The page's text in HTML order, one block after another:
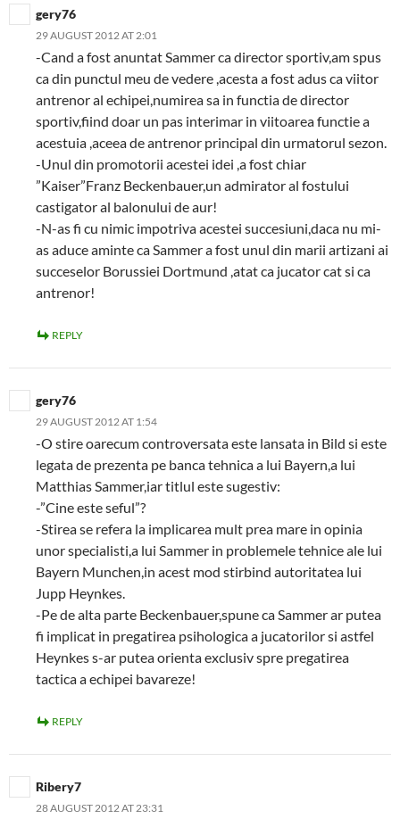
gery76
29 AUGUST 2012 AT 2:01
-Cand a fost anuntat Sammer ca director sportiv,am spus
ca din punctul meu de vedere ,acesta a fost adus ca viitor
antrenor al echipei,numirea sa in functia de director
sportiv,fiind doar un pas interimar in viitoarea functie a
acestuia ,aceea de antrenor principal din urmatorul sezon.
-Unul din promotorii acestei idei ,a fost chiar
”Kaiser”Franz Beckenbauer,un admirator al fostului
castigator al balonului de aur!
-N-as fi cu nimic impotriva acestei succesiuni,daca nu mi-
as aduce aminte ca Sammer a fost unul din marii artizani ai
succeselor Borussiei Dortmund ,atat ca jucator cat si ca
antrenor!
REPLY
gery76
29 AUGUST 2012 AT 1:54
-O stire oarecum controversata este lansata in Bild si este
legata de prezenta pe banca tehnica a lui Bayern,a lui
Matthias Sammer,iar titlul este sugestiv:
-”Cine este seful”?
-Stirea se refera la implicarea mult prea mare in opinia
unor specialisti,a lui Sammer in problemele tehnice ale lui
Bayern Munchen,in acest mod stirbind autoritatea lui
Jupp Heynkes.
-Pe de alta parte Beckenbauer,spune ca Sammer ar putea
fi implicat in pregatirea psihologica a jucatorilor si astfel
Heynkes s-ar putea orienta exclusiv spre pregatirea
tactica a echipei bavareze!
REPLY
Ribery7
28 AUGUST 2012 AT 23:31